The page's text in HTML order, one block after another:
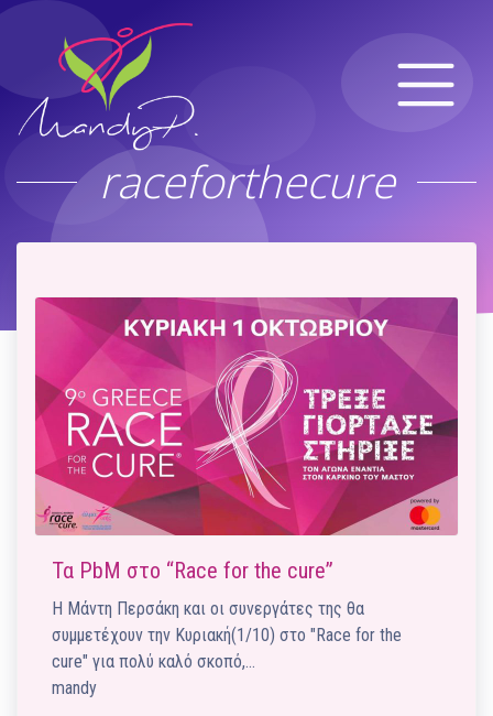
raceforthecure
Τα PbM στο “Race for the cure”
Η Μάντη Περσάκη και οι συνεργάτες της θα
συμμετέχουν την Κυριακή(1/10) στο "Race for the
cure" για πολύ καλό σκοπό,…
mandy